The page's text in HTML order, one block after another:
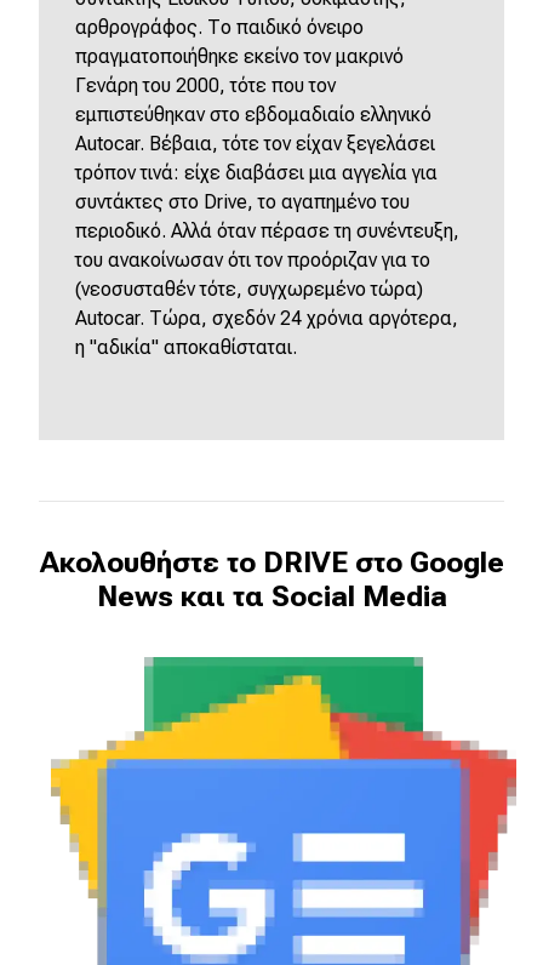
αρθρογράφος. Το παιδικό όνειρο
πραγματοποιήθηκε εκείνο τον μακρινό
Γενάρη του 2000, τότε που τον
εμπιστεύθηκαν στο εβδομαδιαίο ελληνικό
Autocar. Βέβαια, τότε τον είχαν ξεγελάσει
τρόπον τινά: είχε διαβάσει μια αγγελία για
συντάκτες στο Drive, το αγαπημένο του
περιοδικό. Αλλά όταν πέρασε τη συνέντευξη,
του ανακοίνωσαν ότι τον προόριζαν για το
(νεοσυσταθέν τότε, συγχωρεμένο τώρα)
Autocar. Τώρα, σχεδόν 24 χρόνια αργότερα,
η "αδικία" αποκαθίσταται.
Ακολουθήστε το DRIVE στο Google
News και τα Social Media